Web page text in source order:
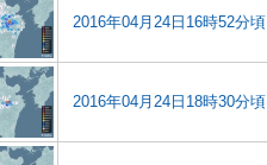
2016年04月24日16時52分頃
2016年04月24日18時30分頃